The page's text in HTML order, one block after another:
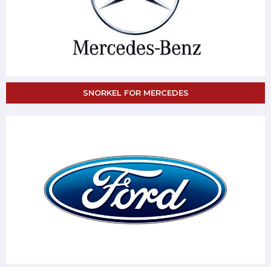
SNORKEL FOR MERCEDES